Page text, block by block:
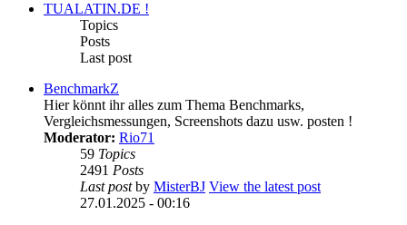
TUALATIN.DE !
Topics
Posts
Last post
BenchmarkZ
Hier könnt ihr alles zum Thema Benchmarks,
Vergleichsmessungen, Screenshots dazu usw. posten !
Moderator: Rio71
59 Topics
2491 Posts
Last postby MisterBJ View the latest post
27.01.2025 - 00:16